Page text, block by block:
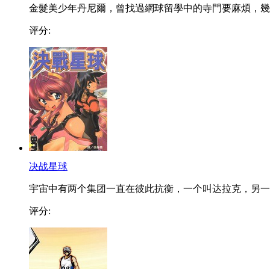
金髮美少年丹尼爾，曾找過網球留學中的寺門要麻煩，
评分:
决战星球
宇宙中有两个集团一直在彼此抗衡，一个叫达拉克，另
评分: